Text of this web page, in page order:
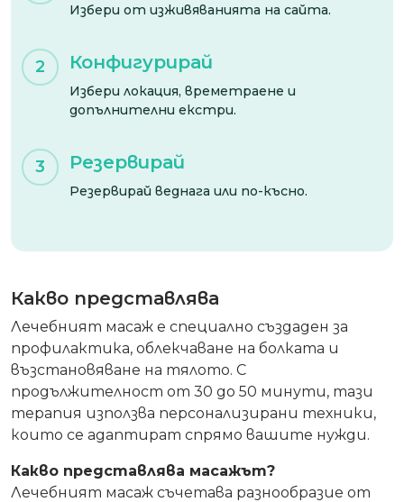
Избери от изживяванията на сайта.
2 Конфигурирай
Избери локация, времетраене и
допълнителни екстри.
3 Резервирай
Резервирай веднага или по-късно.
Какво представлява
Лечебният масаж е специално създаден за
профилактика, облекчаване на болката и
възстановяване на тялото. С
продължителност от 30 до 50 минути, тази
терапия използва персонализирани техники,
които се адаптират спрямо вашите нужди.
Какво представлява масажът?
Лечебният масаж съчетава разнообразие от